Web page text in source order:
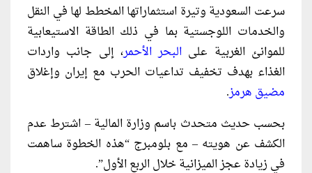
سرعت السعودية وتيرة استثماراتها المخطط لها في النقل
والخدمات اللوجستية بما في ذلك الطاقة الاستيعابية
للموانئ الغربية على البحر الأحمر، إلى جانب واردات
الغذاء بهدف تخفيف تداعيات الحرب مع إيران وإغلاق
مضيق هرمز.
بحسب حديث متحدث باسم وزارة المالية – اشترط عدم
الكشف عن هويته – مع بلومبرج “هذه الخطوة ساهمت
في زيادة عجز الميزانية خلال الربع الأول”.